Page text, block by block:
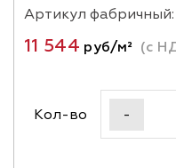
Артикул фабричный:
11 544 руб/м² (с
Кол-во -